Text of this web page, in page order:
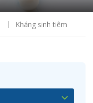
Kháng sinh tiêm